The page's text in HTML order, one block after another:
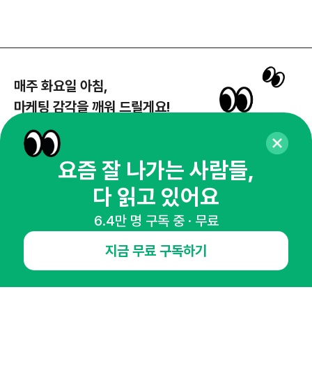
매주 화요일 아침,
마케팅 감각을 깨워 드릴게요!
뉴스레터 구독하기
오픈애즈란
요즘 잘 나가는 사람들,
다 읽고 있어요
6.4만 명 구독 중 · 무료
지금 무료 구독하기